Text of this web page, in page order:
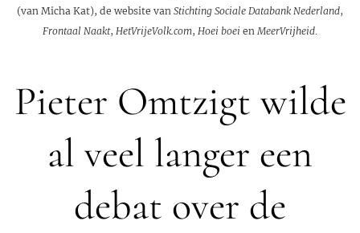
(van Micha Kat), de website van Stichting Sociale Databank Nederland,
Frontaal Naakt, HetVrijeVolk.com, Hoei boei enMeerVrijheid.
Pieter Omtzigt wilde
al veel langer een
debat over de